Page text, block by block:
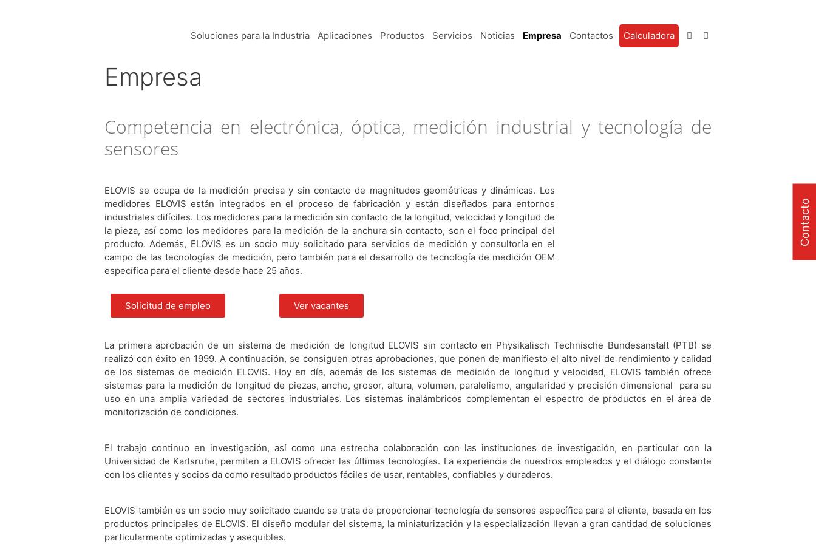
Soluciones para la Industria Aplicaciones Productos Servicios Noticias Empresa Contactos Calculadora
Empresa
Competencia en electrónica, óptica, medición industrial y tecnología de
sensores
ELOVIS se ocupa de la medición precisa y sin contacto de magnitudes geométricas y dinámicas. Los
medidores ELOVIS están integrados en el proceso de fabricación y están diseñados para entornos
industriales difíciles. Los medidores para la medición sin contacto de la longitud, velocidad y longitud de
la pieza, así como los medidores para la medición de la anchura sin contacto, son el foco principal del
producto. Además, ELOVIS es un socio muy solicitado para servicios de medición y consultoría en el
campo de las tecnologías de medición, pero también para el desarrollo de tecnología de medición OEM
específica para el cliente desde hace 25 años.
Solicitud de empleo Ver vacantes
La primera aprobación de un sistema de medición de longitud ELOVIS sin contacto en Physikalisch Technische Bundesanstalt (PTB) se
realizó con éxito en 1999. A continuación, se consiguen otras aprobaciones, que ponen de manifiesto el alto nivel de rendimiento y calidad
de los sistemas de medición ELOVIS. Hoy en día, además de los sistemas de medición de longitud y velocidad, ELOVIS también ofrece
sistemas para la medición de longitud de piezas, ancho, grosor, altura, volumen, paralelismo, angularidad y precisión dimensional para su
uso en una amplia variedad de sectores industriales. Los sistemas inalámbricos complementan el espectro de productos en el área de
monitorización de condiciones.
El trabajo continuo en investigación, así como una estrecha colaboración con las instituciones de investigación, en particular con la
Universidad de Karlsruhe, permiten a ELOVIS ofrecer las últimas tecnologías. La experiencia de nuestros empleados y el diálogo constante
con los clientes y socios da como resultado productos fáciles de usar, rentables, confiables y duraderos.
ELOVIS también es un socio muy solicitado cuando se trata de proporcionar tecnología de sensores específica para el cliente, basada en los
productos principales de ELOVIS. El diseño modular del sistema, la miniaturización y la especialización llevan a gran cantidad de soluciones
particularmente optimizadas y asequibles.
Contacto